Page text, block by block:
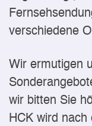
verschiedene
Wir ermutigen
wir bitten Sie
HCK wird